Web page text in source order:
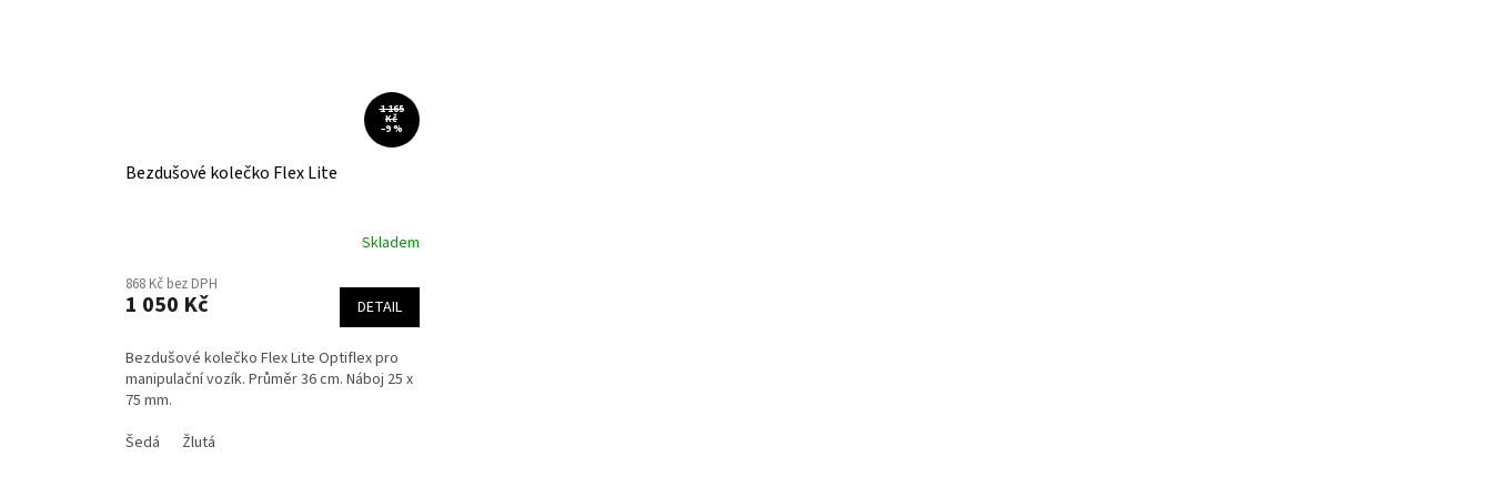
1 165
Kč
–9 %
Bezdušové kolečko Flex Lite
Skladem
868 Kč bez DPH
1 050 Kč DETAIL
Bezdušové kolečko Flex Lite Optiflex pro
manipulační vozík. Průměr 36 cm. Náboj 25 x
75 mm.
Šedá
Žlutá